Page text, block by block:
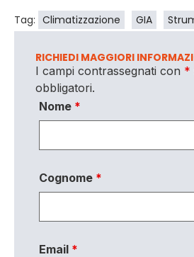
Tag: Climatizzazione GIA
RICHIEDI MAGGIORI
I campi contrassegnati con *
obbligatori.
Nome *
Cognome *
Email *